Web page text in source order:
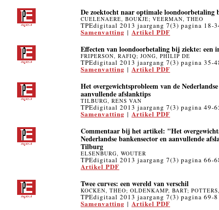
De zoektocht naar optimale loondoorbetaling
CUELENAERE, BOUKJE; VEERMAN, THEO
TPEdigitaal 2013 jaargang 7(3) pagina 18-
Samenvatting | Artikel PDF
Effecten van loondoorbetaling bij ziekte: een
FRIPERSON, RAFIQ; JONG, PHILIP DE
TPEdigitaal 2013 jaargang 7(3) pagina 35-
Samenvatting | Artikel PDF
Het overgewichtsprobleem van de
aanvullende afslanktips
TILBURG, RENS VAN
TPEdigitaal 2013 jaargang 7(3) pagina 49-
Samenvatting | Artikel PDF
Commentaar bij het artikel: "Het
Nederlandse bankensector en aanvullende
Tilburg
ELSENBURG, WOUTER
TPEdigitaal 2013 jaargang 7(3) pagina 66-
Artikel PDF
Twee curves: een wereld van verschil
KOCKEN, THEO; OLDENKAMP, BART;
TPEdigitaal 2013 jaargang 7(3) pagina 69-
Samenvatting | Artikel PDF